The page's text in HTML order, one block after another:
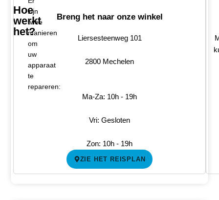
Hoe
werkt
het?
zijn
twee
manieren
om
uw
apparaat
te
repareren:
Breng het naar onze winkel
Liersesteenweg 101
2800 Mechelen
Ma-Za: 10h - 19h
Vri: Gesloten
Zon: 10h - 19h
ZIE HET REISPLAN